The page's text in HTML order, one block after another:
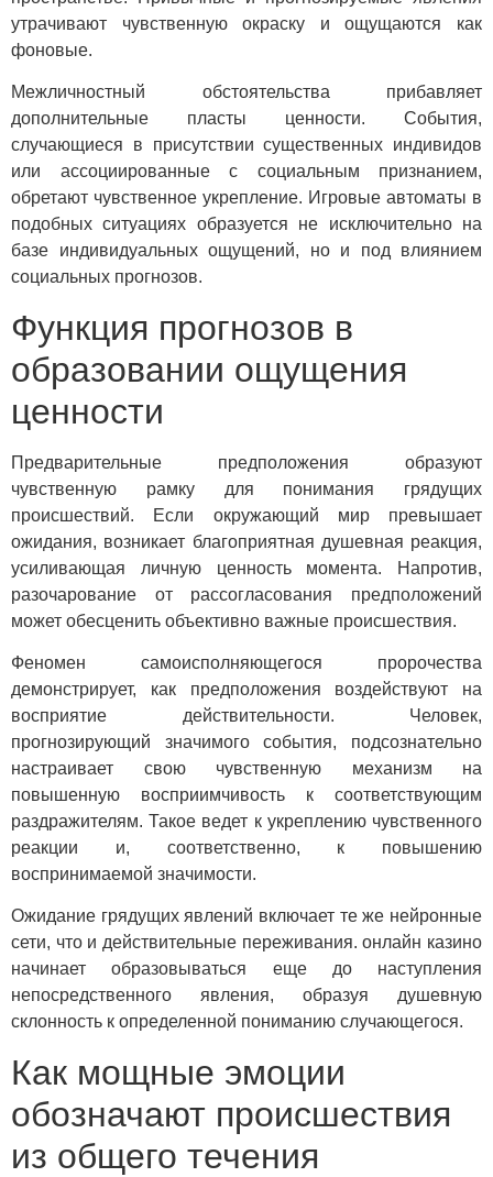
утрачивают чувственную окраску и ощущаются как
фоновые.
Межличностный обстоятельства прибавляет
дополнительные пласты ценности. События,
случающиеся в присутствии существенных индивидов
или ассоциированные с социальным признанием,
обретают чувственное укрепление. Игровые автоматы в
подобных ситуациях образуется не исключительно на
базе индивидуальных ощущений, но и под влиянием
социальных прогнозов.
Функция прогнозов в
образовании ощущения
ценности
Предварительные предположения образуют
чувственную рамку для понимания грядущих
происшествий. Если окружающий мир превышает
ожидания, возникает благоприятная душевная реакция,
усиливающая личную ценность момента. Напротив,
разочарование от рассогласования предположений
может обесценить объективно важные происшествия.
Феномен самоисполняющегося пророчества
демонстрирует, как предположения воздействуют на
восприятие действительности. Человек,
прогнозирующий значимого события, подсознательно
настраивает свою чувственную механизм на
повышенную восприимчивость к соответствующим
раздражителям. Такое ведет к укреплению чувственного
реакции и, соответственно, к повышению
воспринимаемой значимости.
Ожидание грядущих явлений включает те же нейронные
сети, что и действительные переживания. онлайн казино
начинает образовываться еще до наступления
непосредственного явления, образуя душевную
склонность к определенной пониманию случающегося.
Как мощные эмоции
обозначают происшествия
из общего течения